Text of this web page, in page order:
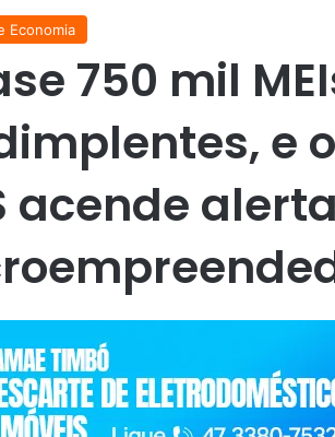
Economia
750 mil
e
acende